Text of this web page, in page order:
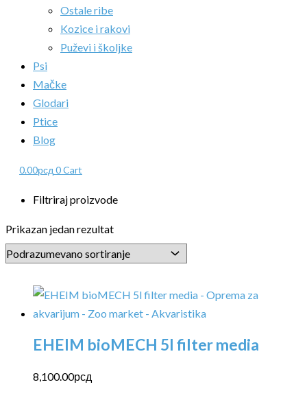
Ostale ribe
Kozice i rakovi
Puževi i školjke
Psi
Mačke
Glodari
Ptice
Blog
0.00рсд 0Cart
Filtriraj proizvode
Prikazan jedan rezultat
EHEIM bioMECH 5l filter media
8,100.00рсд